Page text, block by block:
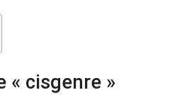
« cisgenre »